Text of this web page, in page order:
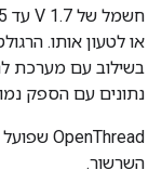
בשילוב עם מערכת
נתונים עם הספק
השרשור.